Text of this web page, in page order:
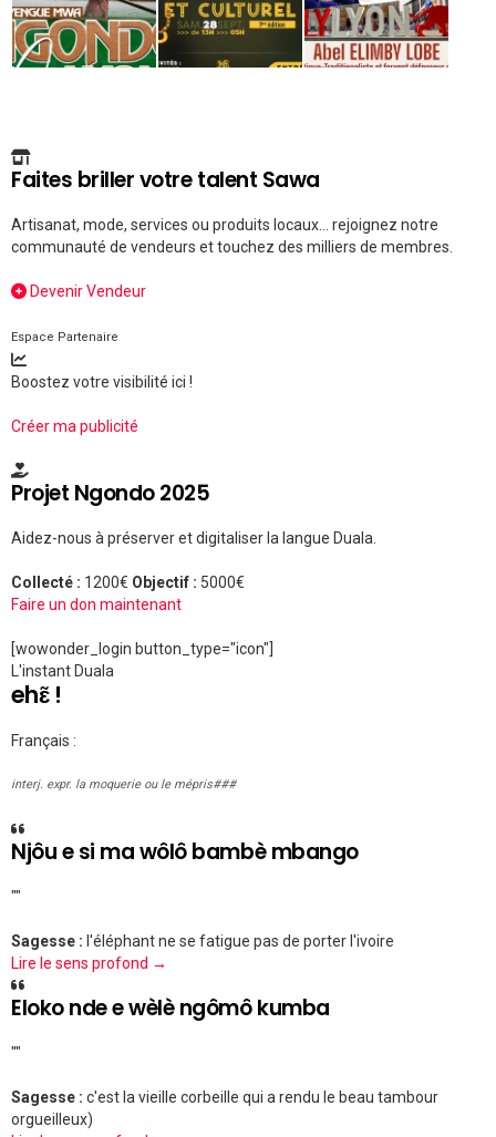
Faites briller votre talent Sawa
Artisanat, mode, services ou produits locaux... rejoignez notre
communauté de vendeurs et touchez des milliers de membres.
Devenir Vendeur
Espace Partenaire
Boostez votre visibilité ici !
Créer ma publicité
Projet Ngondo 2025
Aidez-nous à préserver et digitaliser la langue Duala.
Collecté : 1200€ Objectif : 5000€
Faire un don maintenant
[wowonder_login button_type="icon"]
L'instant Duala
ehɛ̃ !
Français :
interj. expr. la moquerie ou le mépris###
Njôu e si ma wôlô bambè mbango
""
Sagesse : l'éléphant ne se fatigue pas de porter l'ivoire
Lire le sens profond →
Eloko nde e wèlè ngômô kumba
""
Sagesse : c'est la vieille corbeille qui a rendu le beau tambour
orgueilleux)